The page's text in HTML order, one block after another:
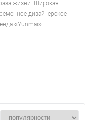
жизни. Широкая
дизайнерское
«Yunmai».